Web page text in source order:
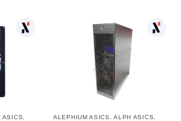
ASICS ALEPHIUM ASICS ,ALPH ASICS